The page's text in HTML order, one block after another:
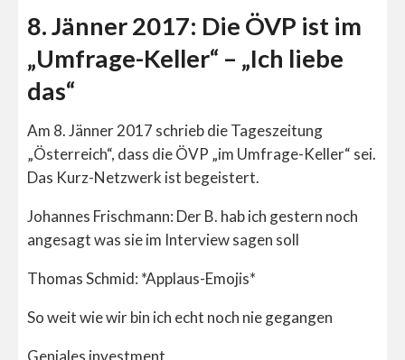
8. Jänner 2017: Die ÖVP ist im
„Umfrage-Keller“ – „Ich liebe
das“
Am 8. Jänner 2017 schrieb die Tageszeitung
„Österreich“, dass die ÖVP „im Umfrage-Keller“ sei.
Das Kurz-Netzwerk ist begeistert.
Johannes Frischmann: Der B. hab ich gestern noch
angesagt was sie im Interview sagen soll
Thomas Schmid: *Applaus-Emojis*
So weit wie wir bin ich echt noch nie gegangen